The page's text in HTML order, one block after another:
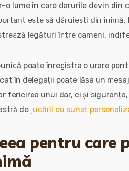
o lume în care darurile devin din
este să dăruiești din inimă.
legături între oameni,
poate înregistra o urare
în delegații poate lăsa un
fericirea unui dar, ci și
de jucării cu sunet
pentru care